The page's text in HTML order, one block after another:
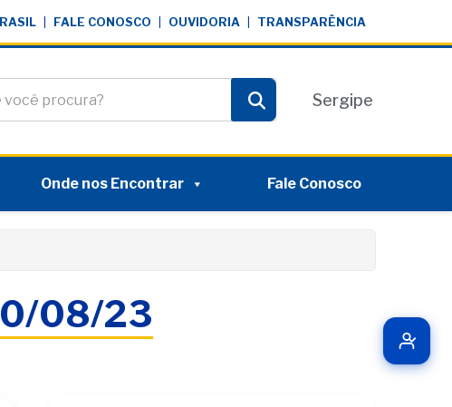
FALE CONOSCO OUVIDORIA TRANSPARÊNCIA
Pesquisar
Sergipe
Onde nos Encontrar Fale Conosco
08/23